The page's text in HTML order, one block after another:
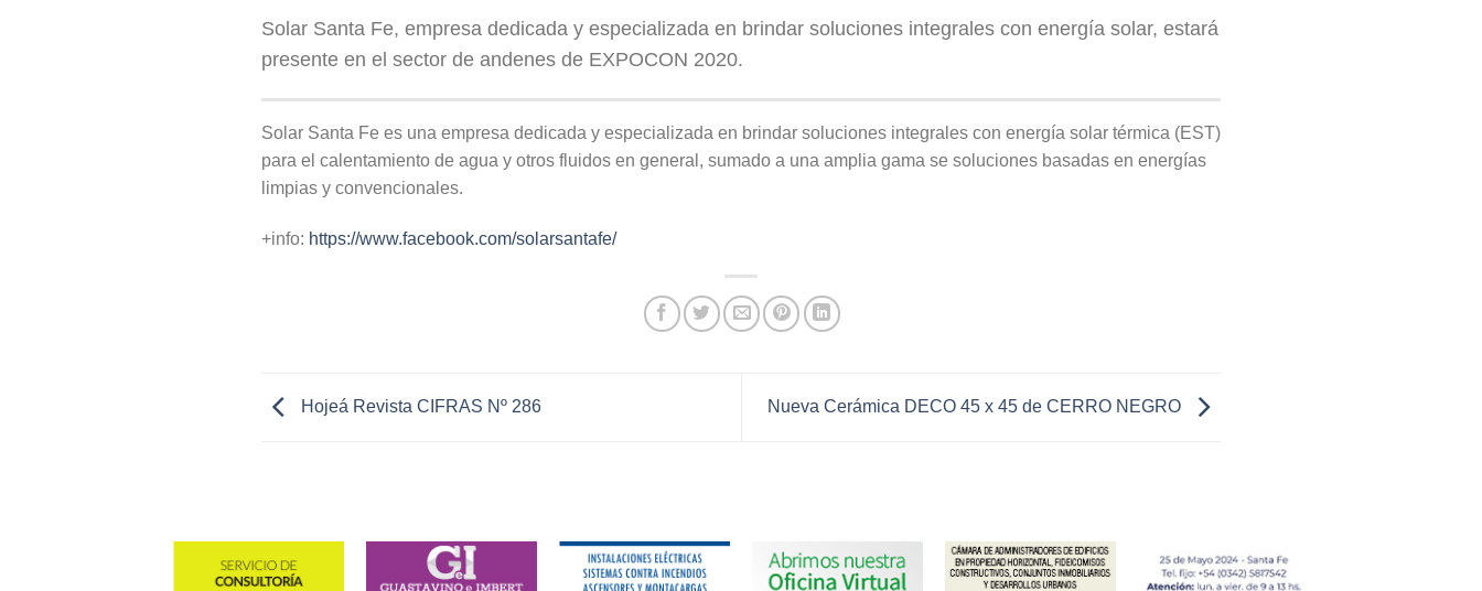
Solar Santa Fe, empresa dedicada y especializada en brindar soluciones integrales con energía solar, estará
presente en el sector de andenes de EXPOCON 2020.
Solar Santa Fe es una empresa dedicada y especializada en brindar soluciones integrales con energía solar térmica (EST)
para el calentamiento de agua y otros fluidos en general, sumado a una amplia gama se soluciones basadas en energías
limpias y convencionales.
+info: https://www.facebook.com/solarsantafe/
Hojeá Revista CIFRAS Nº 286 Nueva Cerámica DECO 45 x 45 de CERRO NEGRO